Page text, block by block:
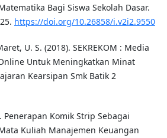
Bagi Siswa Sekolah Dasar.
https://doi.org/10.26858/i.v2i2.9550
U. S. (2018). SEKREKOM : Media
Untuk Meningkatkan Minat
Kearsipan Smk Batik 2
Penerapan Komik Strip Sebagai
Kuliah Manajemen Keuangan